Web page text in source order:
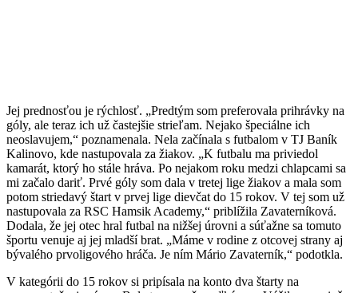
Jej prednosťou je rýchlosť. „Predtým som preferovala prihrávky na
góly, ale teraz ich už častejšie strieľam. Nejako špeciálne ich
neoslavujem,“ poznamenala. Nela začínala s futbalom v TJ Baník
Kalinovo, kde nastupovala za žiakov. „K futbalu ma priviedol
kamarát, ktorý ho stále hráva. Po nejakom roku medzi chlapcami sa
mi začalo dariť. Prvé góly som dala v tretej lige žiakov a mala som
potom striedavý štart v prvej lige dievčat do 15 rokov. V tej som už
nastupovala za RSC Hamsik Academy,“ priblížila Zavaterníková.
Dodala, že jej otec hral futbal na nižšej úrovni a súťažne sa tomuto
športu venuje aj jej mladší brat. „Máme v rodine z otcovej strany aj
bývalého prvoligového hráča. Je ním Mário Zavaterník,“ podotkla.
V kategórii do 15 rokov si pripísala na konto dva štarty na